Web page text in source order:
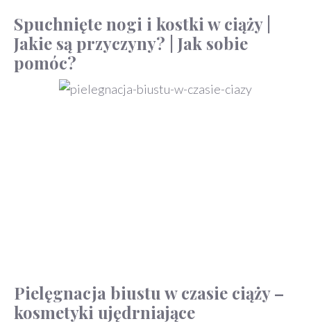
Spuchnięte nogi i kostki w ciąży |
Jakie są przyczyny? | Jak sobie
pomóc?
Pielęgnacja biustu w czasie ciąży –
kosmetyki ujędrniające